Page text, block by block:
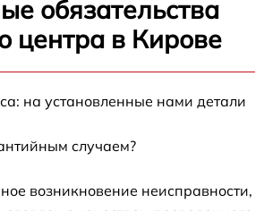
обязательства
центра в Кирове
на установленные нами детали
случаем?
возникновение неисправности,